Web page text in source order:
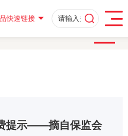
快速链接
费提示——摘自保监会
提示——摘自保监会